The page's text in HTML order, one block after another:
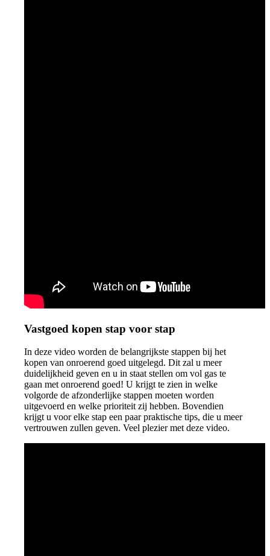
Vastgoed kopen stap voor stap
In deze video worden de belangrijkste stappen bij het
kopen van onroerend goed uitgelegd. Dit zal u meer
duidelijkheid geven en u in staat stellen om vol gas te
gaan met onroerend goed! U krijgt te zien in welke
volgorde de afzonderlijke stappen moeten worden
uitgevoerd en welke prioriteit zij hebben. Bovendien
krijgt u voor elke stap een paar praktische tips, die u meer
vertrouwen zullen geven. Veel plezier met deze video.